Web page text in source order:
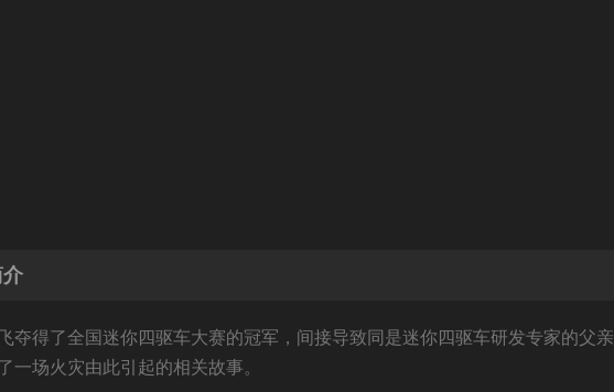
夺得了全国迷你四驱车大赛的冠军，间接导致同是迷你四驱车研发专家的父亲
场火灾由此引起的相关故事。